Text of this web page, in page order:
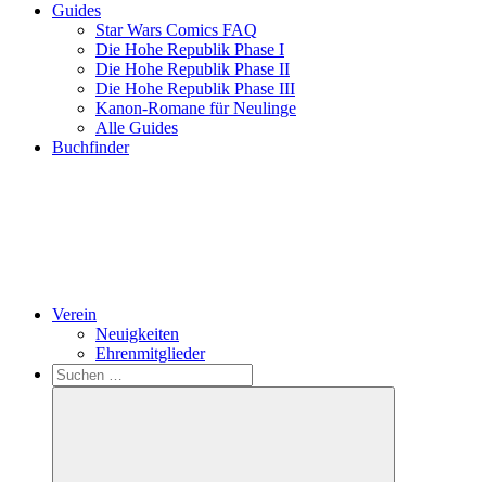
Guides
Star Wars Comics FAQ
Die Hohe Republik Phase I
Die Hohe Republik Phase II
Die Hohe Republik Phase III
Kanon-Romane für Neulinge
Alle Guides
Buchfinder
Verein
Neuigkeiten
Ehrenmitglieder
Search
Suchen
nach: